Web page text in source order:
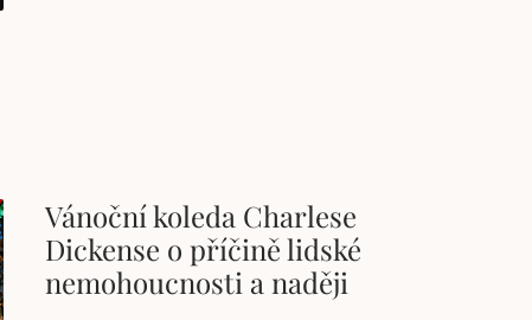
Vánoční koleda Charlese
Dickense o příčině lidské
nemohoucnosti a naději